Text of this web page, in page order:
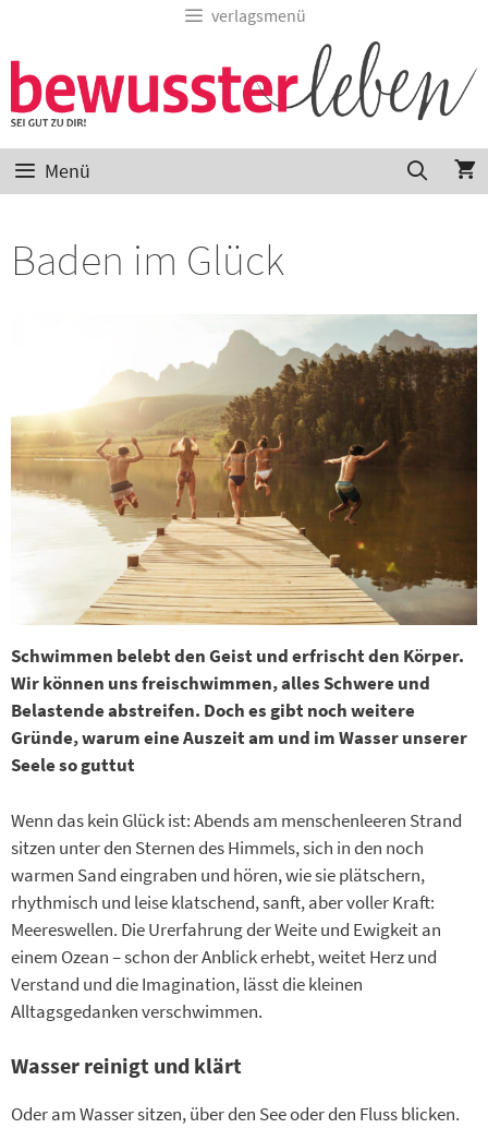
verlagsmenü
Menü
Baden im Glück
Schwimmen belebt den Geist und erfrischt den Körper.
Wir können uns freischwimmen, alles Schwere und
Belastende abstreifen. Doch es gibt noch weitere
Gründe, warum eine Auszeit am und im Wasser unserer
Seele so guttut
Wenn das kein Glück ist: Abends am menschenleeren Strand
sitzen unter den Sternen des Himmels, sich in den noch
warmen Sand eingraben und hören, wie sie plätschern,
rhythmisch und leise klatschend, sanft, aber voller Kraft:
Meereswellen. Die Urerfahrung der Weite und Ewigkeit an
einem Ozean – schon der Anblick erhebt, weitet Herz und
Verstand und die Imagination, lässt die kleinen
Alltagsgedanken verschwimmen.
Wasser reinigt und klärt
Oder am Wasser sitzen, über den See oder den Fluss blicken.